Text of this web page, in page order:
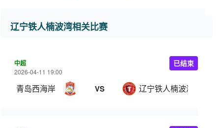
辽宁铁人楠波湾相关比赛
中超
2026-04-11 19:00
青岛西海岸 VS 辽宁铁人楠波湾
已结束